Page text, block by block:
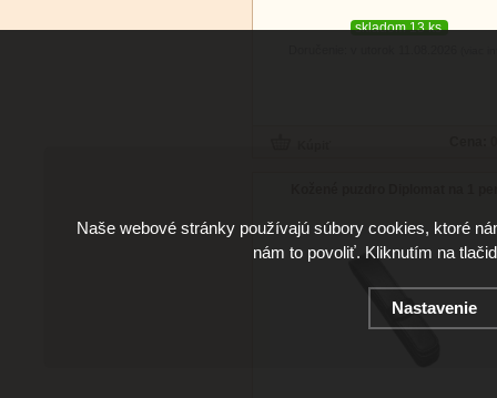
skladom 13 ks
Naše webové stránky používajú súbory cookies, ktoré
nám to povoliť. Kliknutím na
Nastavenie